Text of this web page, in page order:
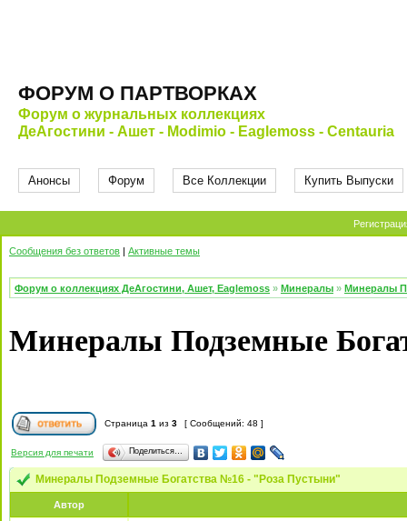
ФОРУМ О ПАРТВОРКАХ
Форум о журнальных коллекциях
ДеАгостини - Ашет - Modimio - Eaglemoss - Centauria
Анонсы Форум Все Коллекции Купить Выпуски
Сообщения без ответов | Активные темы
Форум о коллекциях ДеАгостини, Ашет, Eaglemoss » Минералы » Минералы
Минералы Подземные
Страница 1 из 3 [ Сообщений: 48 ]
Версия для печати Поделиться…
Минералы Подземные Богатства №16 - "Роза Пустыни"
Автор